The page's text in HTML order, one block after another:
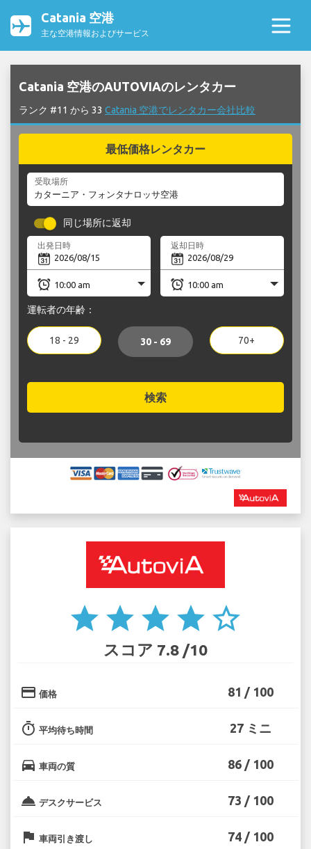
Catania 空港
主な空港情報およびサービス
Catania 空港のAUTOVIAのレンタカー
ランク #11 から 33 Catania 空港でレンタカー会社比較
最低価格レンタカー
受取場所
同じ場所に返却
出発日時 返却日時
運転者の年齢：
18 - 29 30 - 69 70+
検索
star star star star star_border
スコア 7.8 /10
credit_card 価格 81 / 100
timer 平均待ち時間 27 ミニ
directions_car 車両の質 86 / 100
room_service デスクサービス 73 / 100
flag 車両引き渡し 74 / 100